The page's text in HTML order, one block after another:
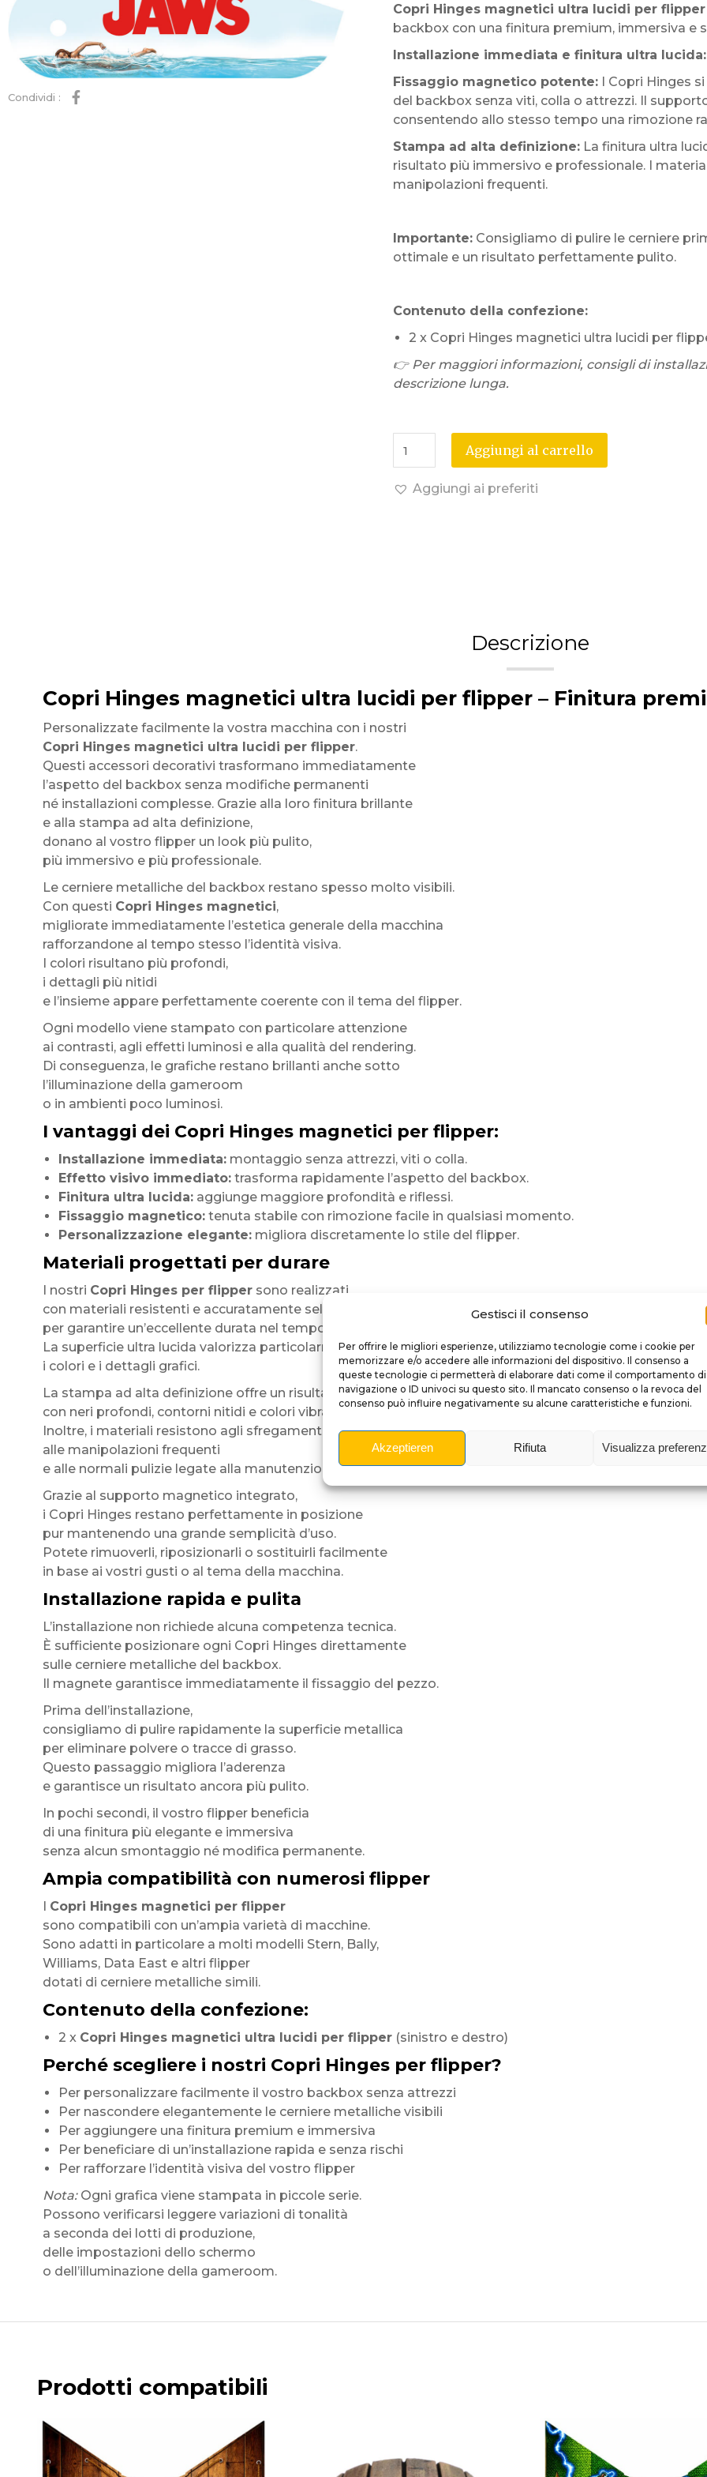
Gestisci il consenso
Per offrire le migliori esperienze, utilizziamo tecnologie come i cookie per
memorizzare e/o accedere alle informazioni del dispositivo. Il consenso a
queste tecnologie ci permetterà di elaborare dati come il comportamento di
navigazione o ID univoci su questo sito. Il mancato consenso o la revoca del
consenso può influire negativamente su alcune caratteristiche e funzioni.
Akzeptieren Rifiuta Visualizza
Condividi :
Copri Hinges magnetici ultra lucidi per flipper
backbox con una finitura premium, immersiva e
Installazione immediata e finitura ultra lucida:
Fissaggio magnetico potente:I Copri Hinges
del backbox senza viti, colla o attrezzi. Il
consentendo allo stesso tempo una rimozione
Stampa ad alta definizione:La finitura ultra
risultato più immersivo e professionale. I
manipolazioni frequenti.
Importante:Consigliamo di pulire le cerniere
ottimale e un risultato perfettamente pulito.
Contenuto della confezione:
2 x Copri Hinges magnetici ultra lucidi per
👉 Per maggiori informazioni, consigli di
descrizione lunga.
Aggiungi al carrello
Aggiungi ai preferiti
Descrizione
Copri Hinges magnetici ultra lucidi per flipper – Finitura
Personalizzate facilmente la vostra macchina con i nostri
Copri Hinges magnetici ultra lucidi per flipper.
Questi accessori decorativi trasformano immediatamente
l’aspetto del backbox senza modifiche permanenti
né installazioni complesse. Grazie alla loro finitura brillante
e alla stampa ad alta definizione,
donano al vostro flipper un look più pulito,
più immersivo e più professionale.
Le cerniere metalliche del backbox restano spesso molto visibili.
Con questi Copri Hinges magnetici,
migliorate immediatamente l’estetica generale della macchina
rafforzandone al tempo stesso l’identità visiva.
I colori risultano più profondi,
i dettagli più nitidi
e l’insieme appare perfettamente coerente con il tema del flipper.
Ogni modello viene stampato con particolare attenzione
ai contrasti, agli effetti luminosi e alla qualità del rendering.
Di conseguenza, le grafiche restano brillanti anche sotto
l’illuminazione della gameroom
o in ambienti poco luminosi.
I vantaggi dei Copri Hinges magnetici per flipper:
Installazione immediata:montaggio senza attrezzi, viti o colla.
Effetto visivo immediato:trasforma rapidamente l’aspetto del backbox.
Finitura ultra lucida:aggiunge maggiore profondità e riflessi.
Fissaggio magnetico:tenuta stabile con rimozione facile in qualsiasi momento.
Personalizzazione elegante:migliora discretamente lo stile del flipper.
Materiali progettati per durare
I nostri Copri Hinges per flippersono realizzati
con materiali resistenti e accuratamente selezionati
per garantire un’eccellente durata nel tempo.
La superficie ultra lucida valorizza particolarmente
i colori e i dettagli grafici.
La stampa ad alta definizione offre un risultato preciso
con neri profondi, contorni nitidi e colori vibranti.
Inoltre, i materiali resistono agli sfregamenti,
alle manipolazioni frequenti
e alle normali pulizie legate alla manutenzione del flipper.
Grazie al supporto magnetico integrato,
i Copri Hinges restano perfettamente in posizione
pur mantenendo una grande semplicità d’uso.
Potete rimuoverli, riposizionarli o sostituirli facilmente
in base ai vostri gusti o al tema della macchina.
Installazione rapida e pulita
L’installazione non richiede alcuna competenza tecnica.
È sufficiente posizionare ogni Copri Hinges direttamente
sulle cerniere metalliche del backbox.
Il magnete garantisce immediatamente il fissaggio del pezzo.
Prima dell’installazione,
consigliamo di pulire rapidamente la superficie metallica
per eliminare polvere o tracce di grasso.
Questo passaggio migliora l’aderenza
e garantisce un risultato ancora più pulito.
In pochi secondi, il vostro flipper beneficia
di una finitura più elegante e immersiva
senza alcun smontaggio né modifica permanente.
Ampia compatibilità con numerosi flipper
I Copri Hinges magnetici per flipper
sono compatibili con un’ampia varietà di macchine.
Sono adatti in particolare a molti modelli Stern, Bally,
Williams, Data East e altri flipper
dotati di cerniere metalliche simili.
Contenuto della confezione:
2 x Copri Hinges magnetici ultra lucidi per flipper(sinistro e destro)
Perché scegliere i nostri Copri Hinges per flipper?
Per personalizzare facilmente il vostro backbox senza attrezzi
Per nascondere elegantemente le cerniere metalliche visibili
Per aggiungere una finitura premium e immersiva
Per beneficiare di un’installazione rapida e senza rischi
Per rafforzare l’identità visiva del vostro flipper
Nota:Ogni grafica viene stampata in piccole serie.
Possono verificarsi leggere variazioni di tonalità
a seconda dei lotti di produzione,
delle impostazioni dello schermo
o dell’illuminazione della gameroom.
Prodotti compatibili